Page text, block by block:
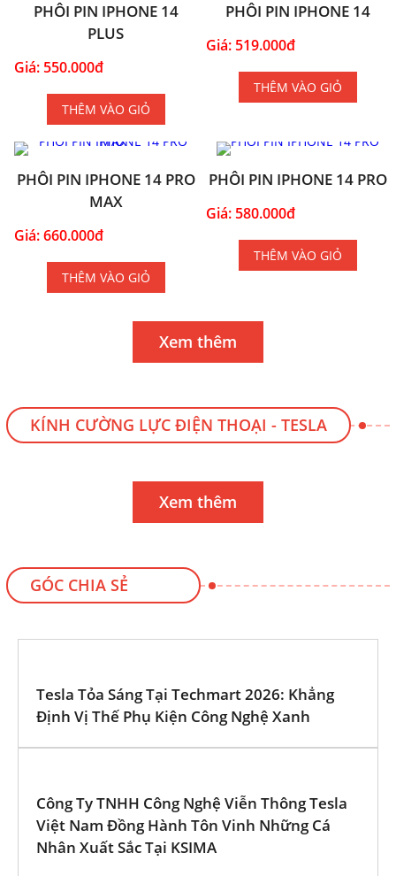
PHÔI PIN IPHONE 14
PLUS
Giá: 550.000đ
THÊM VÀO GIỎ
PHÔI PIN IPHONE 14
Giá: 519.000đ
THÊM VÀO GIỎ
PHÔI PIN IPHONE 14 PRO
MAX
Giá: 660.000đ
THÊM VÀO GIỎ
PHÔI PIN IPHONE 14 PRO
Giá: 580.000đ
THÊM VÀO GIỎ
Xem thêm
KÍNH CƯỜNG LỰC ĐIỆN THOẠI - TESLA
Xem thêm
GÓC CHIA SẺ
Tesla Tỏa Sáng Tại Techmart 2026: Khẳng
Định Vị Thế Phụ Kiện Công Nghệ Xanh
Công Ty TNHH Công Nghệ Viễn Thông Tesla
Việt Nam Đồng Hành Tôn Vinh Những Cá
Nhân Xuất Sắc Tại KSIMA